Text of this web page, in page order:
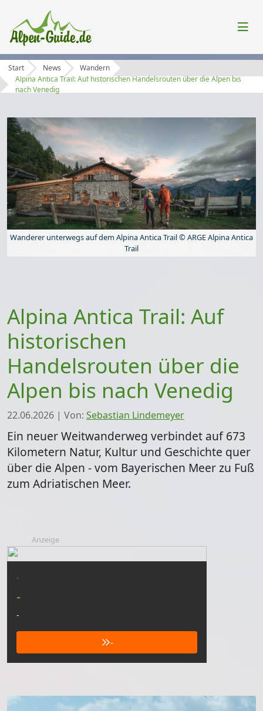
Start News
Wandern
Alpina Antica Trail: Auf historischen Handelsrouten über die Alpen bis
nach Venedig
Wanderer unterwegs auf dem Alpina Antica Trail © ARGE Alpina Antica
Trail
Alpina Antica Trail: Auf
historischen
Handelsrouten über die
Alpen bis nach Venedig
22.06.2026 | Von: Sebastian Lindemeyer
Ein neuer Weitwanderweg verbindet auf 673
Kilometern Natur, Kultur und Geschichte quer
über die Alpen - vom Bayerischen Meer zu Fuß
zum Adriatischen Meer.
Anzeige
-
-
-
-